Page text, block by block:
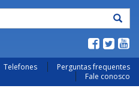
Canais
Telefones
Perguntas frequentes
Fale conosco